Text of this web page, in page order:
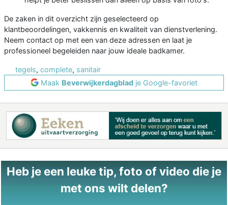
De zaken in dit overzicht zijn geselecteerd op
klantbeoordelingen, vakkennis en kwaliteit van dienstverlening.
Neem contact op met een van deze adressen en laat je
professioneel begeleiden naar jouw ideale badkamer.
tegels, complete, sanitair
Maak Beverwijkerdagblad je Google-favoriet
Heb je een leuke tip, foto of video die je
met ons wilt delen?